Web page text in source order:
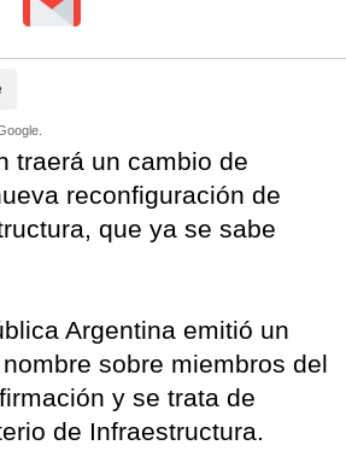
traerá un cambio de
reconfiguración de
que ya se sabe
Argentina emitió un
sobre miembros del
y se trata de
de Infraestructura.